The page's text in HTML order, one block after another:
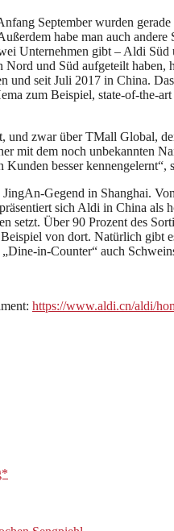
September wurden
habe man auch
Unternehmen gibt – Aldi
und Süd aufgeteilt haben,
seit Juli 2017 in China.
zum Beispiel, state-of-the-
zwar über TMall Global,
mit dem noch unbekannten
besser
Gegend in Shanghai.
sich Aldi in China
Über 90 Prozent des
von dort. Natürlich gibt
in-Counter“ auch
https://www.aldi.cn/aldi/